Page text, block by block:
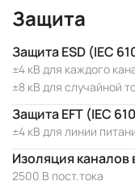
Защита
Защита ESD (IEC
±4 кВ для каждого
±8 кВ для случайной
Защита EFT (IEC
±4 кВ для линии
Изоляция каналов
2500 В пост.тока